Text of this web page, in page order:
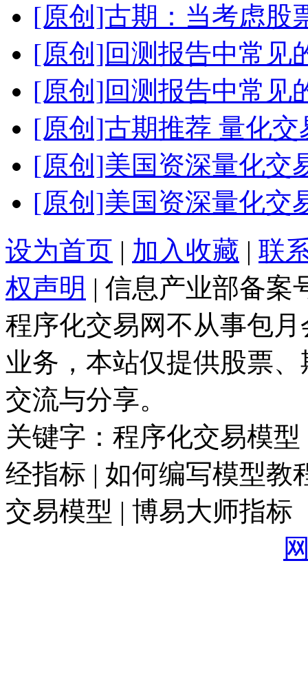
[原创]古期：当考虑
[原创]回测报告中常
[原创]回测报告中常
[原创]古期推荐 量化
[原创]美国资深量化
[原创]美国资深量化
设为首页 | 加入收藏 | 联
权声明 | 信息产业部备案
程序化交易网不从事包
业务，本站仅提供股票
交流与分享。
关键字：程序化交易模
经指标 | 如何编写模型教
交易模型 | 博易大师指标